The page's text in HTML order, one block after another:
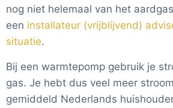
nog niet helemaal van het
een installateur (vrijblijvend)
situatie.
Bij een warmtepomp gebruik je
gas. Je hebt dus veel meer
gemiddeld Nederlands